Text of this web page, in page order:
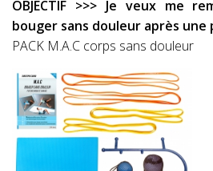
OBJECTIF >>> Je veux me
bouger sans douleur après
PACK M.A.C corps sans douleur